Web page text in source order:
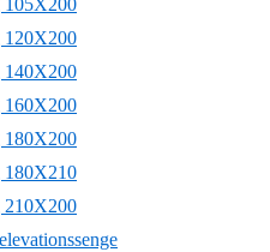
105X200
120X200
140X200
160X200
180X200
180X210
210X200